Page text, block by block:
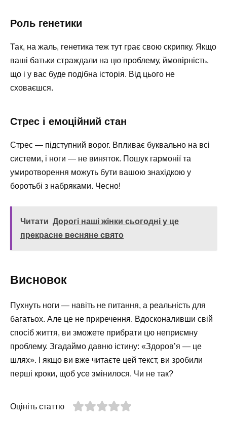
Роль генетики
Так, на жаль, генетика теж тут грає свою скрипку. Якщо
ваші батьки страждали на цю проблему, ймовірність,
що і у вас буде подібна історія. Від цього не
сховаєшся.
Стрес і емоційний стан
Стрес — підступний ворог. Впливає буквально на всі
системи, і ноги — не виняток. Пошук гармонії та
умиротворення можуть бути вашою знахідкою у
боротьбі з набряками. Чесно!
Читати Дорогі наші жінки сьогодні у це
прекрасне весняне свято
Висновок
Пухнуть ноги — навіть не питання, а реальність для
багатьох. Але це не приречення. Вдосконаливши свій
спосіб життя, ви зможете прибрати цю неприємну
проблему. Згадаймо давню істину: «Здоров’я — це
шлях». І якщо ви вже читаєте цей текст, ви зробили
перші кроки, щоб усе змінилося. Чи не так?
Оцініть статтю